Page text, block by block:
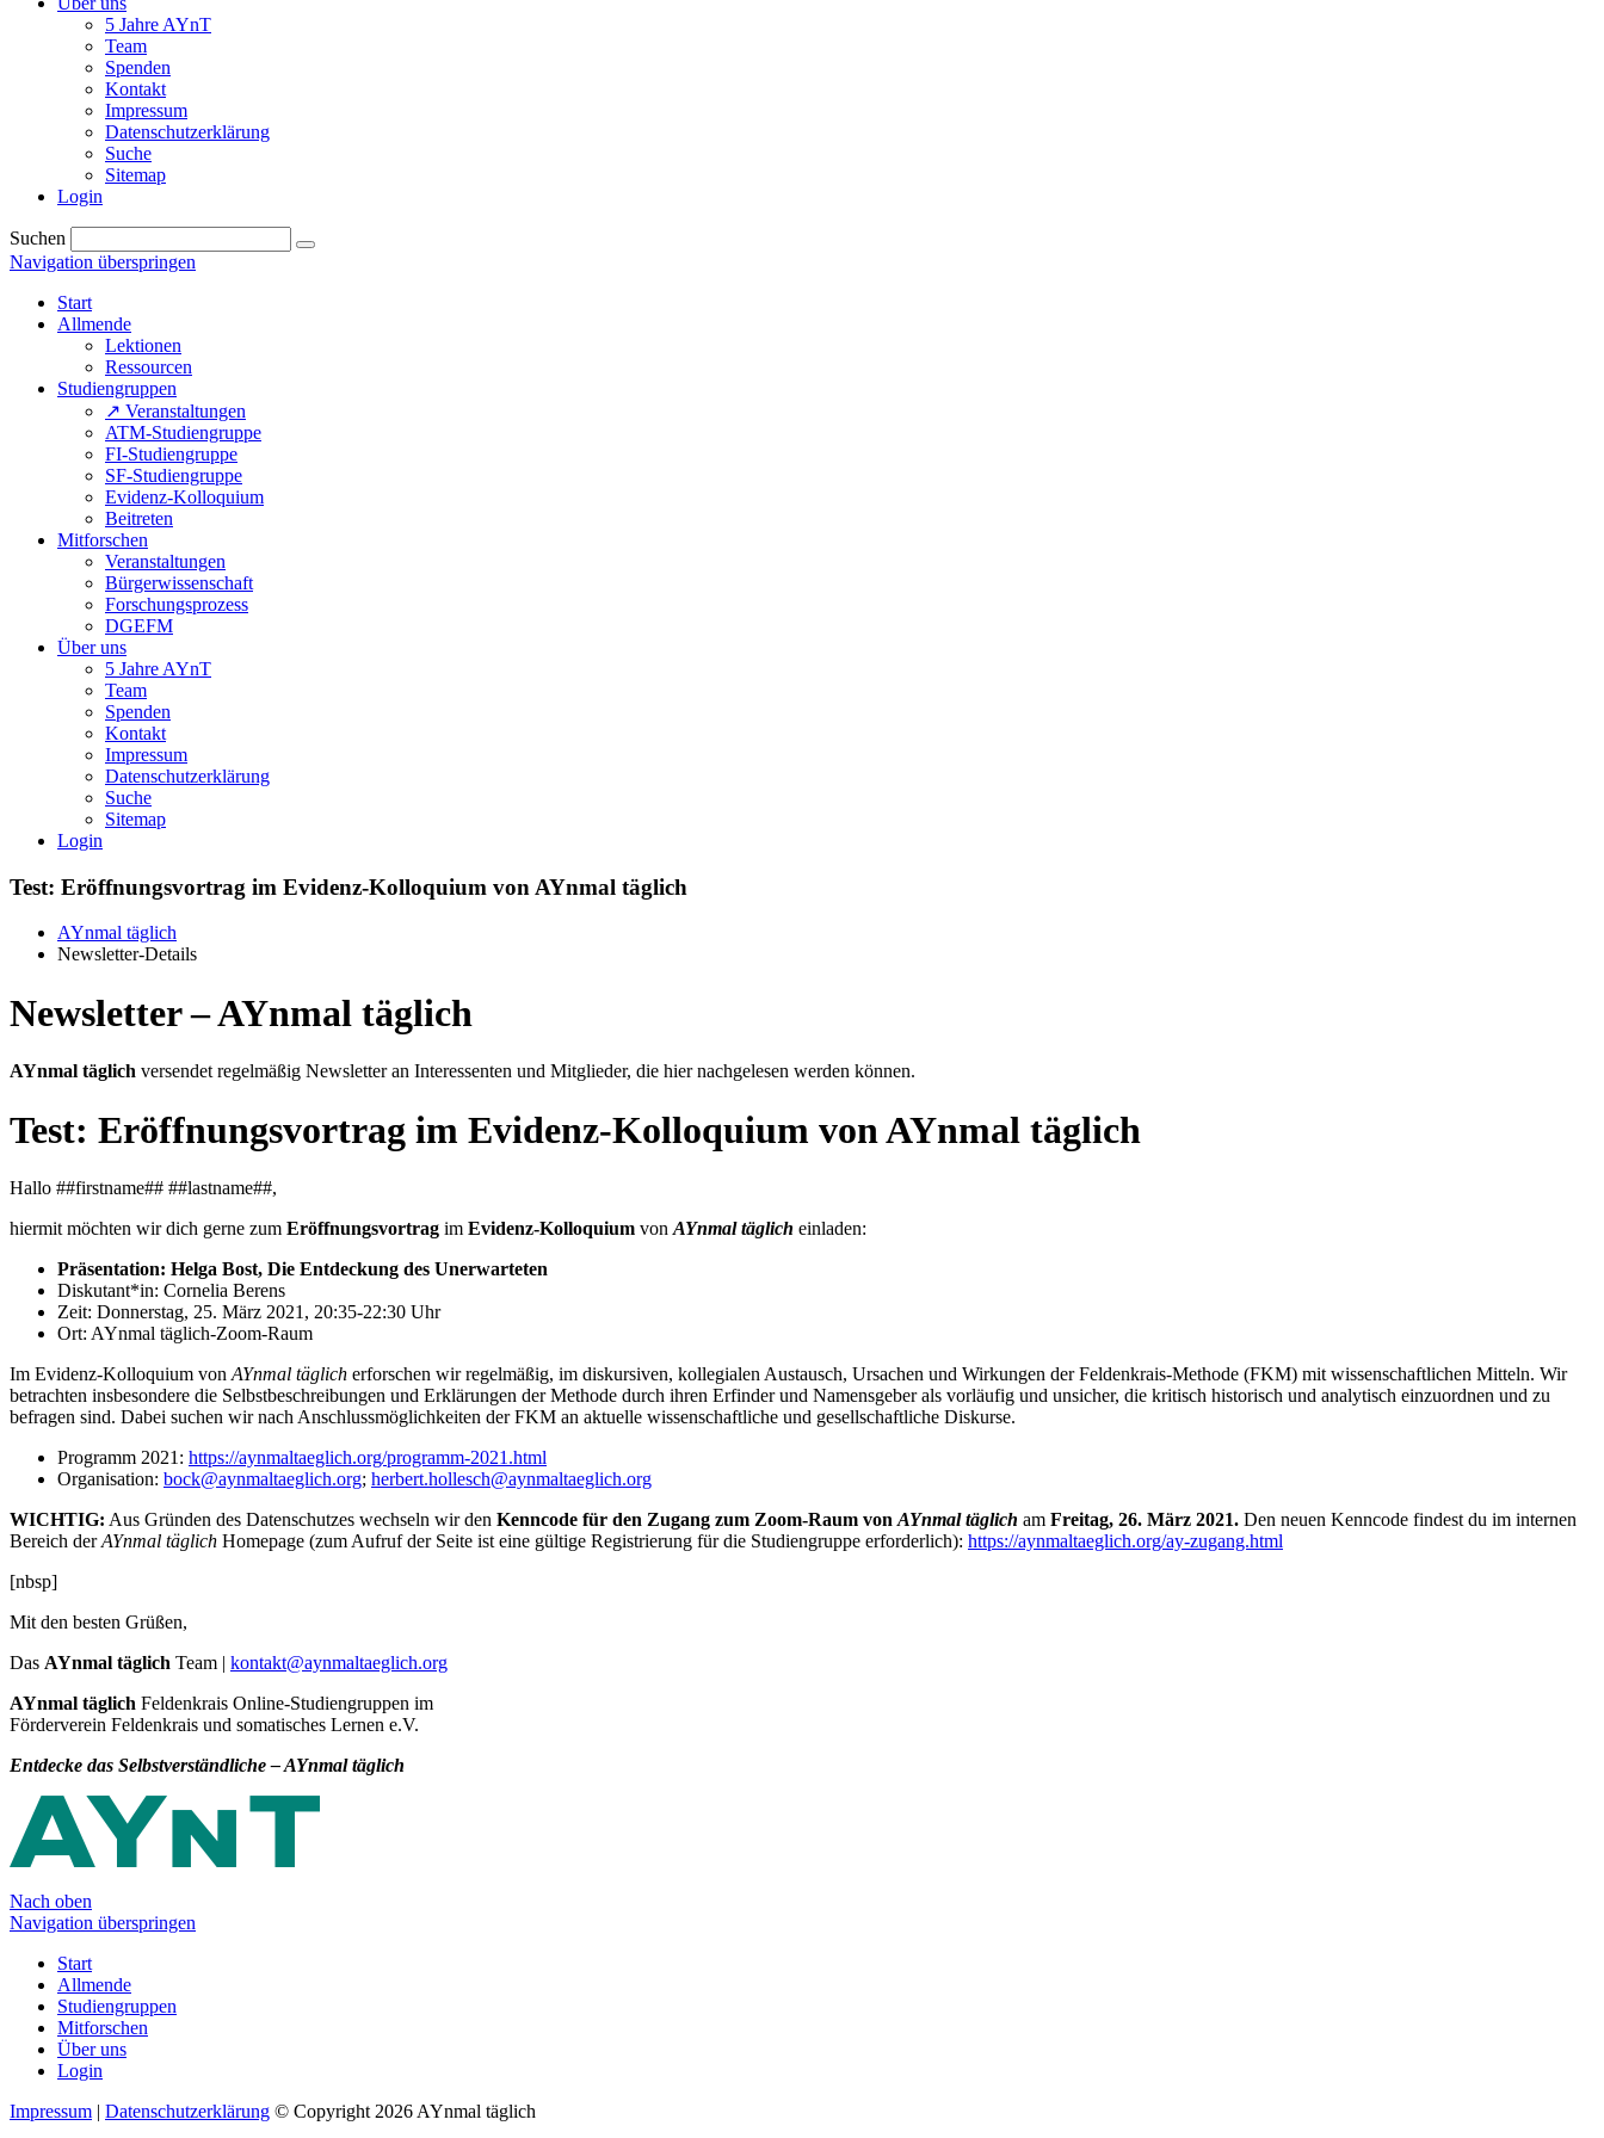
5 Jahre AYnT
Team
Spenden
Kontakt
Impressum
Datenschutzerklärung
Suche
Sitemap
Login
Suchen
Navigation überspringen
Start
Allmende
Lektionen
Ressourcen
Studiengruppen
↗ Veranstaltungen
ATM-Studiengruppe
FI-Studiengruppe
SF-Studiengruppe
Evidenz-Kolloquium
Beitreten
Mitforschen
Veranstaltungen
Bürgerwissenschaft
Forschungsprozess
DGEFM
Über uns
5 Jahre AYnT
Team
Spenden
Kontakt
Impressum
Datenschutzerklärung
Suche
Sitemap
Login
Test: Eröffnungsvortrag im Evidenz-Kolloquium von AYnmal täglich
AYnmal täglich
Newsletter-Details
Newsletter – AYnmal täglich
AYnmal täglich versendet regelmäßig Newsletter an Interessenten und Mitglieder, die hier nachgelesen werden können.
Test: Eröffnungsvortrag im Evidenz-Kolloquium von AYnmal täglich
Hallo ##firstname## ##lastname##,
hiermit möchten wir dich gerne zum Eröffnungsvortrag im Evidenz-Kolloquium von AYnmal täglich einladen:
Präsentation: Helga Bost, Die Entdeckung des Unerwarteten
Diskutant*in: Cornelia Berens
Zeit: Donnerstag, 25. März 2021, 20:35-22:30 Uhr
Ort: AYnmal täglich-Zoom-Raum
Im Evidenz-Kolloquium von AYnmal täglich erforschen wir regelmäßig, im diskursiven, kollegialen Austausch, Ursachen und Wirkungen der Feldenkrais-Methode (FKM) mit wissenschaftlichen Mitteln. Wir
betrachten insbesondere die Selbstbeschreibungen und Erklärungen der Methode durch ihren Erfinder und Namensgeber als vorläufig und unsicher, die kritisch historisch und analytisch einzuordnen und zu
befragen sind. Dabei suchen wir nach Anschlussmöglichkeiten der FKM an aktuelle wissenschaftliche und gesellschaftliche Diskurse.
Programm 2021: https://aynmaltaeglich.org/programm-2021.html
Organisation: bock@aynmaltaeglich.org; herbert.hollesch@aynmaltaeglich.org
WICHTIG: Aus Gründen des Datenschutzes wechseln wir den Kenncode für den Zugang zum Zoom-Raum von AYnmal täglich am Freitag, 26. März 2021. Den neuen Kenncode findest du im internen
Bereich derAYnmal täglich Homepage (zum Aufruf der Seite ist eine gültige Registrierung für die Studiengruppe erforderlich): https://aynmaltaeglich.org/ay-zugang.html
[nbsp]
Mit den besten Grüßen,
Das AYnmal täglich Team | kontakt@aynmaltaeglich.org
AYnmal täglich Feldenkrais Online-Studiengruppen im
Förderverein Feldenkrais und somatisches Lernen e.V.
Entdecke das Selbstverständliche – AYnmal täglich
Nach oben
Navigation überspringen
Start
Allmende
Studiengruppen
Mitforschen
Über uns
Login
Impressum | Datenschutzerklärung © Copyright 2026 AYnmal täglich